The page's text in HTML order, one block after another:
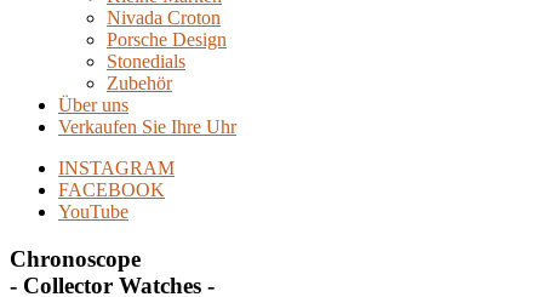
Nivada Croton
Porsche Design
Stonedials
Zubehör
Über uns
Verkaufen Sie Ihre Uhr
INSTAGRAM
FACEBOOK
YouTube
Chronoscope
- Collector Watches -